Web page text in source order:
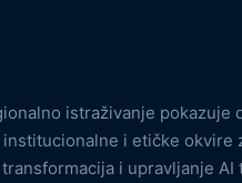
istraživanje pokazuje
i etičke okvire
i upravljanje